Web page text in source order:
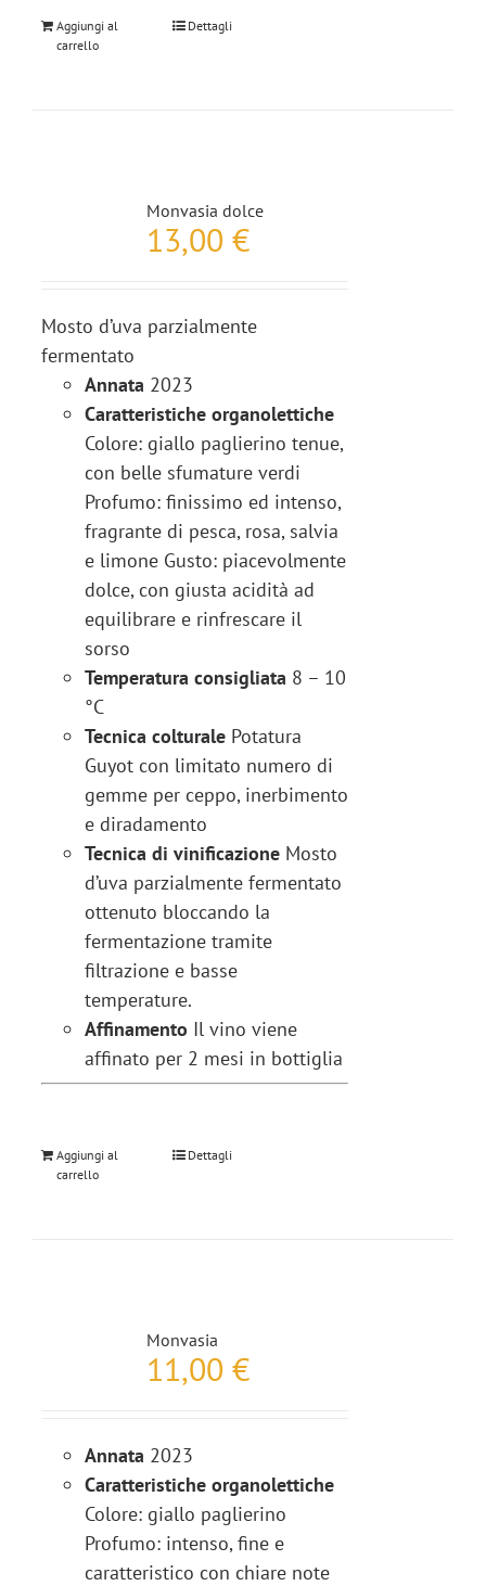
Aggiungi al
carrello
Dettagli
Monvasia dolce
13,00 €
Mosto d’uva parzialmente
fermentato
Annata 2023
Caratteristiche organolettiche
Colore: giallo paglierino tenue,
con belle sfumature verdi
Profumo: finissimo ed intenso,
fragrante di pesca, rosa, salvia
e limone Gusto: piacevolmente
dolce, con giusta acidità ad
equilibrare e rinfrescare il
sorso
Temperatura consigliata 8 – 10
°C
Tecnica colturalePotatura
Guyot con limitato numero di
gemme per ceppo, inerbimento
e diradamento
Tecnica di vinificazioneMosto
d’uva parzialmente fermentato
ottenuto bloccando la
fermentazione tramite
filtrazione e basse
temperature.
Affinamento Il vino viene
affinato per 2 mesi in bottiglia
Aggiungi al
carrello
Dettagli
Monvasia
11,00 €
Annata 2023
Caratteristiche organolettiche
Colore: giallo paglierino
Profumo: intenso, fine e
caratteristico con chiare note